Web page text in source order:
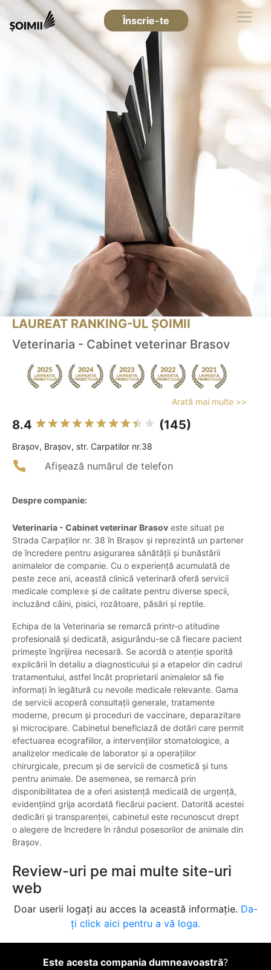
Înscrie-te
LAUREAT RANKING-UL ȘOIMII
Veterinaria - Cabinet veterinar Brasov
Arată mai multe >>
8.4 (145)
Braşov, Brașov, str. Carpatilor nr.38
Afișează numărul de telefon
Despre companie:
Veterinaria - Cabinet veterinar Brasov este situat pe
Strada Carpaților nr. 38 în Brașov și reprezintă un partener
de încredere pentru asigurarea sănătății și bunăstării
animalelor de companie. Cu o experiență acumulată de
peste zece ani, această clinică veterinară oferă servicii
medicale complexe și de calitate pentru diverse specii,
incluzând câini, pisici, rozătoare, păsări și reptile.
Echipa de la Veterinaria se remarcă printr-o atitudine
profesională și dedicată, asigurându-se că fiecare pacient
primește îngrijirea necesară. Se acordă o atenție sporită
explicării în detaliu a diagnosticului și a etapelor din cadrul
tratamentului, astfel încât proprietarii animalelor să fie
informați în legătură cu nevoile medicale relevante. Gama
de servicii acoperă consultații generale, tratamente
moderne, precum și proceduri de vaccinare, deparazitare
și microcipare. Cabinetul beneficiază de dotări care permit
efectuarea ecografiilor, a intervențiilor stomatologice, a
analizelor medicale de laborator și a operațiilor
chirurgicale, precum și de servicii de cosmetică și tuns
pentru animale. De asemenea, se remarcă prin
disponibilitatea de a oferi asistență medicală de urgență,
evidențiind grija acordată fiecărui pacient. Datorită acestei
dedicări și transparenței, cabinetul este recunoscut drept
o alegere de încredere în rândul posesorilor de animale din
Brașov.
Review-uri pe mai multe site-uri
web
Doar userii logați au acces la această informație. Da-
ți click aici pentru a vă loga.
Este acesta compania dumneavoastră?